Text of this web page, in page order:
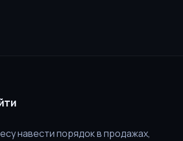
навести порядок в продажах,